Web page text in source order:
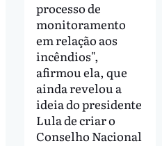
processo de
monitoramento
em relação aos
incêndios",
afirmou ela, que
ainda revelou a
ideia do presidente
Lula de criar o
Conselho Nacional